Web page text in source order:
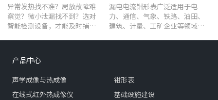
异常发热找不准？局放故障难
察觉？微小泄漏找不到？选对
智能检测设备，才能及时捕捉
漏电电流钳形表广泛适用于电
力、通信、气象、铁路、油田、
建筑、计量、工矿企业等领域的
产品中心
声学成像与热成像
在线式红外热成像仪
钳形表
基础设施建设